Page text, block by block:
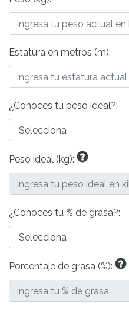
Estatura en metros (m):
¿Conoces tu peso ideal?:
Peso ideal (kg):
¿Conoces tu % de grasa?:
Porcentaje de grasa (%):